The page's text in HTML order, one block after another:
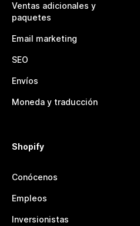
Ventas adicionales y
paquetes
Email marketing
SEO
Envíos
Moneda y traducción
Shopify
Conócenos
Empleos
Inversionistas